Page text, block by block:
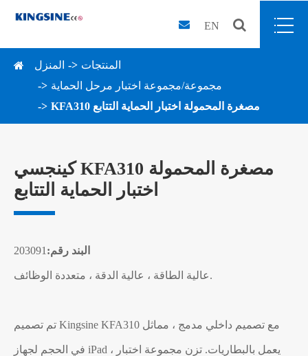
EN
المنزل
المنتجات
مجموعة/مجموعة اختبار مرحل الحماية
KFA310 مصغرة المحمولة اختبار الحماية التتابع
كينجسي KFA310 مصغرة المحمولة
اختبار الحماية التتابع
البند رقم: 203091
عالية الطاقة ، عالية الدقة ، متعددة الوظائف.
تم تصميم Kingsine KFA310 مع تصميم داخلي مدمج ، مماثل
في الحجم لجهاز iPad ، يعمل بالبطاريات. تزن مجموعة اختبار